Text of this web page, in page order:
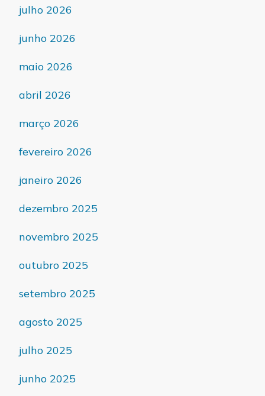
julho 2026
junho 2026
maio 2026
abril 2026
março 2026
fevereiro 2026
janeiro 2026
dezembro 2025
novembro 2025
outubro 2025
setembro 2025
agosto 2025
julho 2025
junho 2025